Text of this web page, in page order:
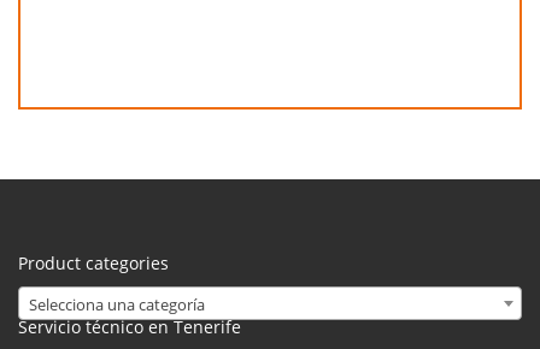
Product categories
Selecciona una categoría
Servicio técnico en Tenerife